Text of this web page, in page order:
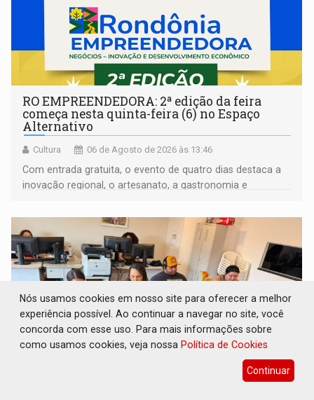
RO EMPREENDEDORA: 2ª edição da feira
começa nesta quinta-feira (6) no Espaço
Alternativo
Cultura 06 de Agosto de 2026 às 13:46
Com entrada gratuita, o evento de quatro dias destaca a
inovação regional, o artesanato, a gastronomia e
Nós usamos cookies em nosso site para oferecer a melhor
experiência possível. Ao continuar a navegar no site, você
concorda com esse uso. Para mais informações sobre
como usamos cookies, veja nossa Política de Cookies
Continuar